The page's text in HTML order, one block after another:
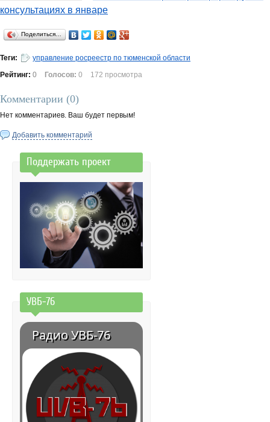
консультациях в январе
Поделиться…
Теги:
управление росреестр по тюменской области
Рейтинг: 0 Голосов: 0 172 просмотра
Комментарии (0)
Нет комментариев. Ваш будет первым!
Добавить комментарий
Поддержать проект
УВБ-76
Радио УВБ-76